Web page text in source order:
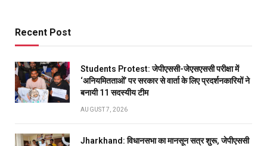
Recent Post
Students Protest: जेपीएससी-जेएसएससी परीक्षा में
‘अनियमितताओं’ पर सरकार से वार्ता के लिए प्रदर्शनकारियों ने
बनायी 11 सदस्यीय टीम
AUGUST 7, 2026
Jharkhand: विधानसभा का मानसून सत्र शुरू, जेपीएससी